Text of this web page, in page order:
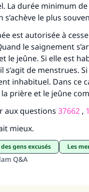
La durée minimum
le plus
est autorisée à
le saignement
le jeûne. Si elle est
s’agit de menstrues.
inhabituel. Dans ce
prière et le jeûne
aux questions 37662 ,
mieux.
des gens excusés Les
Q&A